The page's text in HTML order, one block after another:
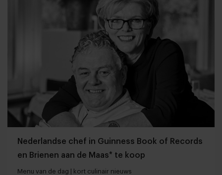
Nederlandse chef in Guinness Book of Records
en Brienen aan de Maas* te koop
Menu van de dag | kort culinair nieuws